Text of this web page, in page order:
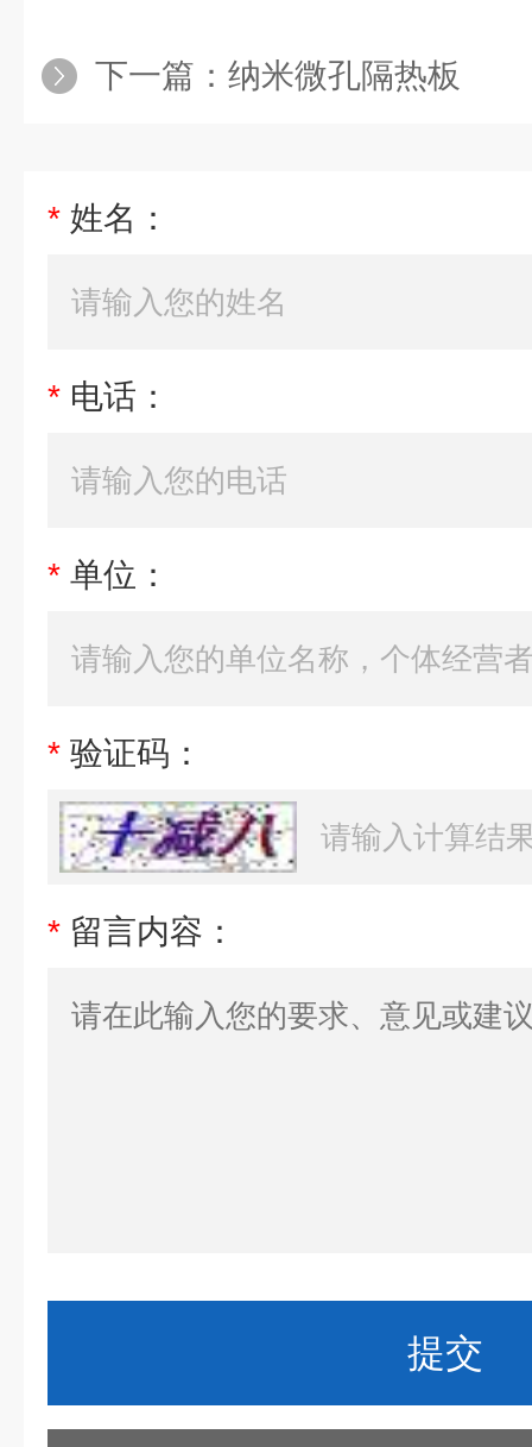
下一篇： 纳米微孔隔热板
* 姓名：
* 电话：
* 单位：
* 验证码：
* 留言内容：